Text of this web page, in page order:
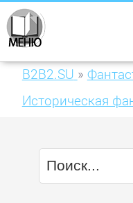
B2B2.SU »
Историческая